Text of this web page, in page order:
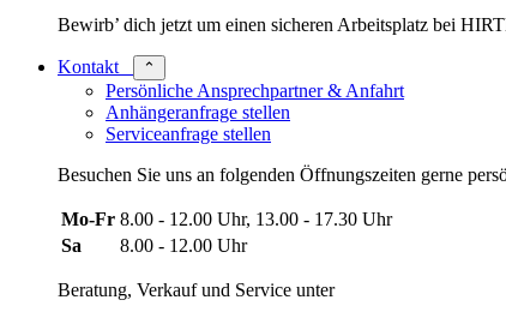
Bewirb’ dich jetzt um einen sicheren Arbeitsplatz bei
Kontakt ⌃
Persönliche Ansprechpartner & Anfahrt
Anhängeranfrage stellen
Serviceanfrage stellen
Besuchen Sie uns an folgenden Öffnungszeiten gerne
Mo-Fr 8.00 - 12.00 Uhr, 13.00 - 17.30 Uhr
Sa
8.00 - 12.00 Uhr
Beratung, Verkauf und Service unter